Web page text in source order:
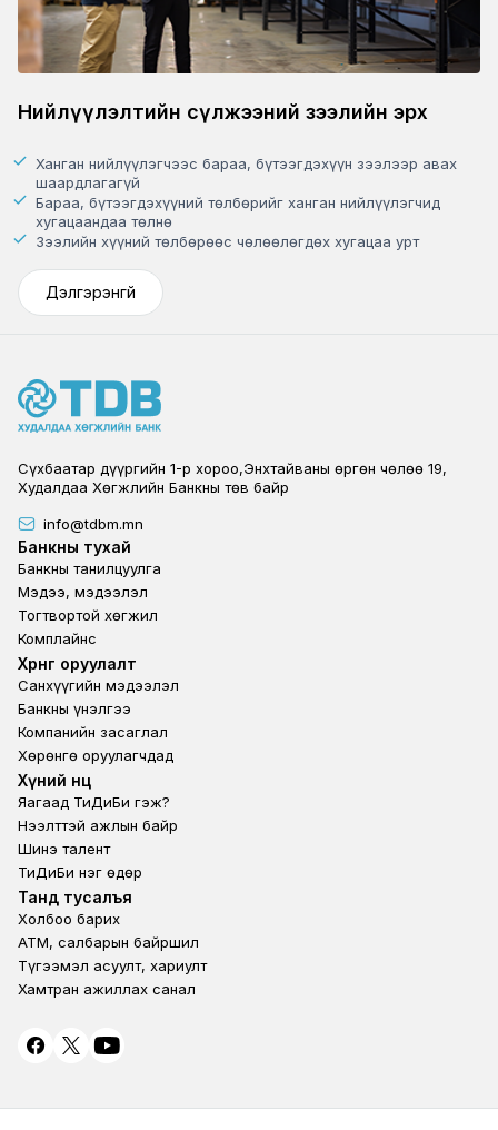
Нийлүүлэлтийн сүлжээний зээлийн эрх
Ханган нийлүүлэгчээс бараа, бүтээгдэхүүн зээлээр авах
шаардлагагүй
Бараа, бүтээгдэхүүний төлбөрийг ханган нийлүүлэгчид
хугацаандаа төлнө
Зээлийн хүүний төлбөрөөс чөлөөлөгдөх хугацаа урт
Дэлгэрэнгүй
Сүхбаатар дүүргийн 1-р хороо,Энхтайваны өргөн чөлөө 19,
Худалдаа Хөгжлийн Банкны төв байр
info@tdbm.mn
Footer
Банкны тухай
Банкны танилцуулга
Мэдээ, мэдээлэл
Тогтвортой хөгжил
Комплайнс
Footer third
Хөрөнгө оруулалт
Санхүүгийн мэдээлэл
Банкны үнэлгээ
Компанийн засаглал
Хөрөнгө оруулагчдад
Footer second
Хүний нөөц
Яагаад ТиДиБи гэж?
Нээлттэй ажлын байр
Шинэ талент
ТиДиБи нэг өдөр
Footer fourth
Танд тусалъя
Холбоо барих
ATM, салбарын байршил
Түгээмэл асуулт, хариулт
Хамтран ажиллах санал